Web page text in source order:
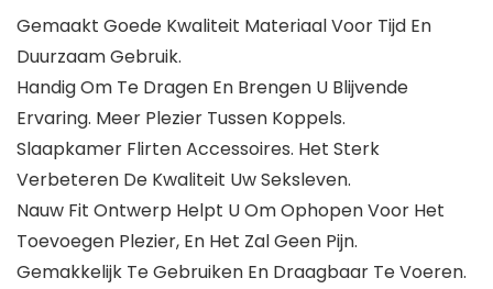
Gemaakt Goede Kwaliteit Materiaal Voor Tijd En
Duurzaam Gebruik.
Handig Om Te Dragen En Brengen U Blijvende
Ervaring. Meer Plezier Tussen Koppels.
Slaapkamer Flirten Accessoires. Het Sterk
Verbeteren De Kwaliteit Uw Seksleven.
Nauw Fit Ontwerp Helpt U Om Ophopen Voor Het
Toevoegen Plezier, En Het Zal Geen Pijn.
Gemakkelijk Te Gebruiken En Draagbaar Te Voeren.